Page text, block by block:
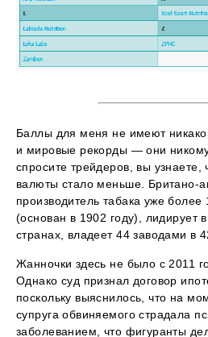
Баллы для меня не имеют
и мировые рекорды — они
спросите трейдеров, вы узнаете,
валюты стало меньше. Британо-
производитель табака уже
(основан в 1902 году), лидирует
странах, владеет 44 заводами в
Жанночки здесь не было с 2011
Однако суд признал договор
поскольку выяснилось, что на
супруга обвиняемого страдала
заболеванием, что фигуранты